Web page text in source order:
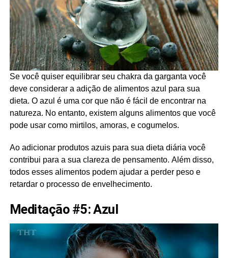
Se você quiser equilibrar seu chakra da garganta você
deve considerar a adição de alimentos azul para sua
dieta. O azul é uma cor que não é fácil de encontrar na
natureza. No entanto, existem alguns alimentos que você
pode usar como mirtilos, amoras, e cogumelos.
Ao adicionar produtos azuis para sua dieta diária você
contribui para a sua clareza de pensamento. Além disso,
todos esses alimentos podem ajudar a perder peso e
retardar o processo de envelhecimento.
Meditação #5: Azul